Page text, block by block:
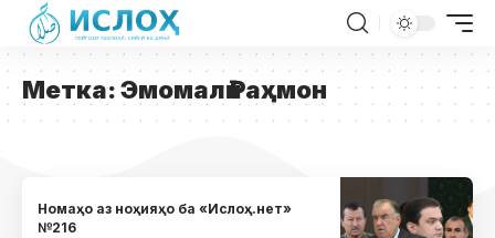
Метка:Эмомалӣ Раҳмон
Номаҳо аз ноҳияҳо ба «Ислоҳ.нет»
№216